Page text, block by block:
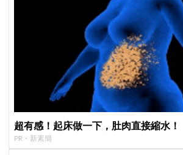
超有感！起床做一下，肚肉直接縮水！
PR・新素簡